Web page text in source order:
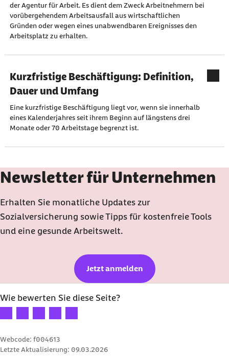
der Agentur für Arbeit. Es dient dem Zweck Arbeitnehmern bei
vorübergehendem Arbeitsausfall aus wirtschaftlichen
Gründen oder wegen eines unabwendbaren Ereignisses den
Arbeitsplatz zu erhalten.
Kurzfristige Beschäftigung: Definition,
Dauer und Umfang
Eine kurzfristige Beschäftigung liegt vor, wenn sie innerhalb
eines Kalenderjahres seit ihrem Beginn auf längstens drei
Monate oder 70 Arbeitstage begrenzt ist.
Newsletter für Unternehmen
Erhalten Sie monatliche Updates zur
Sozialversicherung sowie Tipps für kostenfreie Tools
und eine gesunde Arbeitswelt.
Jetzt anmelden
Wie bewerten Sie diese Seite?
Ihre Bewertung: 1 Stern
Ihre Bewertung: 2 Sterne
Ihre Bewertung: 3 Sterne
Ihre Bewertung: 4 Sterne
Ihre Bewertung: 5 Sterne
Webcode: f004613
Letzte Aktualisierung: 09.03.2026